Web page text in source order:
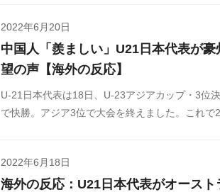
2022年6月20日
中国人「羨ましい」U21日本代表が
望の声【海外の反応】
U-21日本代表は18日、U-23アジアカップ・3位
で快勝。アジア3位で大会を終えました。これで
2022年6月18日
海外の反応：U21日本代表がオース